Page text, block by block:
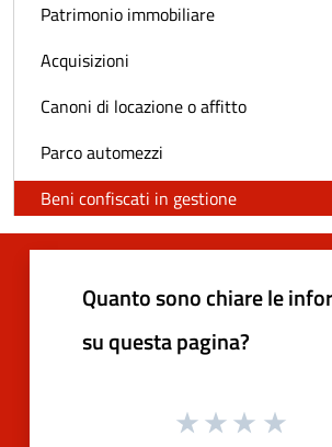
Patrimonio immobiliare
Acquisizioni
Canoni di locazione o affitto
Parco automezzi
Beni confiscati in gestione
Quanto sono chiare le
su questa pagina?